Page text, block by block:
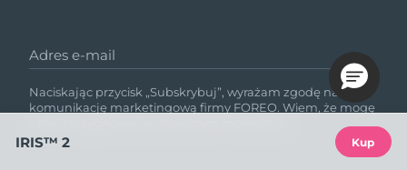
Adres e-mail
Naciskając przycisk „Subskrybuj”, wyrażam zgodę na
komunikację marketingową firmy FOREO. Wiem, że mogę
IRIS™ 2 Kup